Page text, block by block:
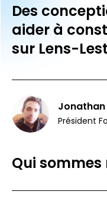
Qui sommes
Des
aider à
sur Lens-
Jonathan
Président